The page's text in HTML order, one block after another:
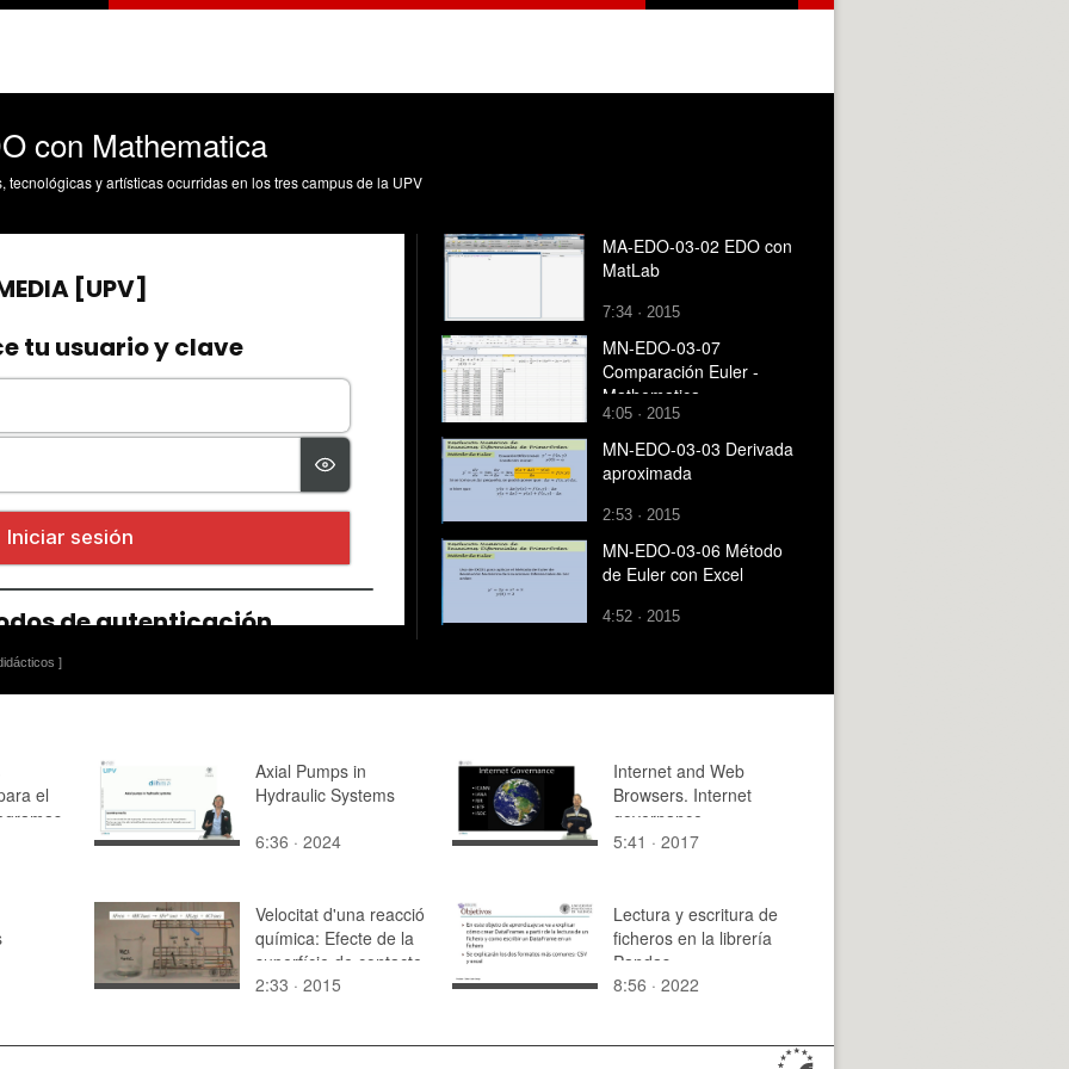
con Mathematica
y artísticas ocurridas en los tres campus de la UPV
]
MA-EDO-03-02 EDO con
MatLab
7:34 · 2015
MN-EDO-03-07
Comparación Euler -
Mathematica
4:05 · 2015
MN-EDO-03-03 Derivada
aproximada
2:53 · 2015
MN-EDO-03-06 Método
de Euler con Excel
4:52 · 2015
el
de la
Axial Pumps in
Hydraulic Systems
6:36 · 2024
Internet and Web
Browsers. Internet
governance
5:41 · 2017
Velocitat d'una reacció
química: Efecte de la
superfície de contacte
d'un reactiu
2:33 · 2015
Lectura y escritura de
ficheros en la librería
Pandas
8:56 · 2022